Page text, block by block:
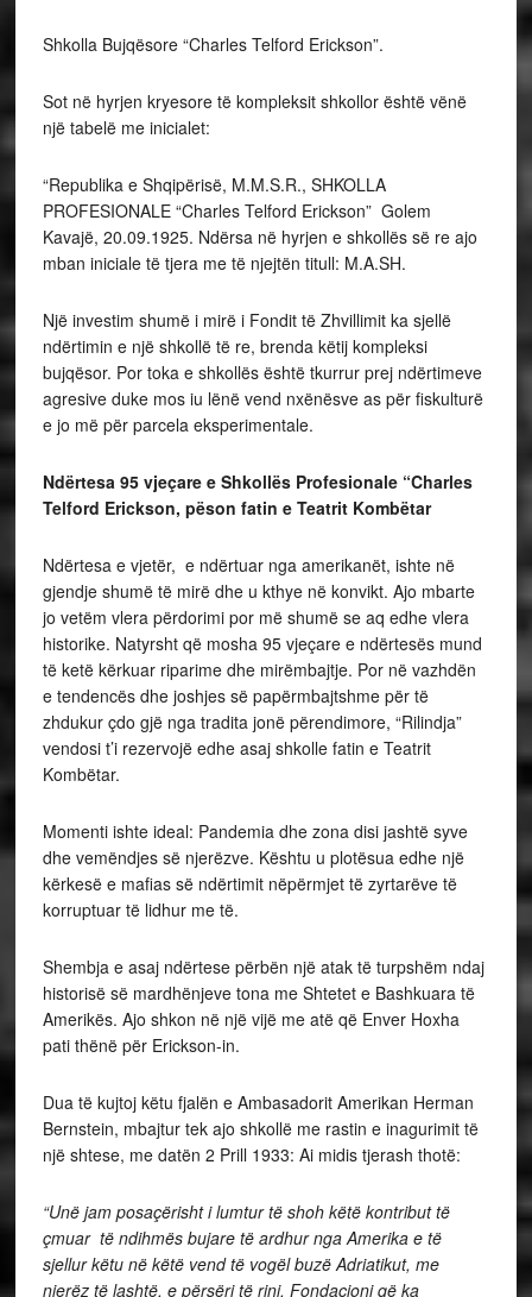
Shkolla Bujqësore “Charles Telford Erickson”.
Sot në hyrjen kryesore të kompleksit shkollor është vënë
një tabelë me inicialet:
“Republika e Shqipërisë, M.M.S.R., SHKOLLA
PROFESIONALE “Charles Telford Erickson” Golem
Kavajë, 20.09.1925. Ndërsa në hyrjen e shkollës së re ajo
mban iniciale të tjera me të njejtën titull: M.A.SH.
Një investim shumë i mirë i Fondit të Zhvillimit ka sjellë
ndërtimin e një shkollë të re, brenda këtij kompleksi
bujqësor. Por toka e shkollës është tkurrur prej ndërtimeve
agresive duke mos iu lënë vend nxënësve as për fiskulturë
e jo më për parcela eksperimentale.
Ndërtesa 95 vjeçare e Shkollës Profesionale “Charles
Telford Erickson, pëson fatin e Teatrit Kombëtar
Ndërtesa e vjetër, e ndërtuar nga amerikanët, ishte në
gjendje shumë të mirë dhe u kthye në konvikt. Ajo mbarte
jo vetëm vlera përdorimi por më shumë se aq edhe vlera
historike. Natyrsht që mosha 95 vjeçare e ndërtesës mund
të ketë kërkuar riparime dhe mirëmbajtje. Por në vazhdën
e tendencës dhe joshjes së papërmbajtshme për të
zhdukur çdo gjë nga tradita jonë përendimore, “Rilindja”
vendosi t’i rezervojë edhe asaj shkolle fatin e Teatrit
Kombëtar.
Momenti ishte ideal: Pandemia dhe zona disi jashtë syve
dhe vemëndjes së njerëzve. Kështu u plotësua edhe një
kërkesë e mafias së ndërtimit nëpërmjet të zyrtarëve të
korruptuar të lidhur me të.
Shembja e asaj ndërtese përbën një atak të turpshëm ndaj
historisë së mardhënjeve tona me Shtetet e Bashkuara të
Amerikës. Ajo shkon në një vijë me atë që Enver Hoxha
pati thënë për Erickson-in.
Dua të kujtoj këtu fjalën e Ambasadorit Amerikan Herman
Bernstein, mbajtur tek ajo shkollë me rastin e inagurimit të
një shtese, me datën 2 Prill 1933: Ai midis tjerash thotë:
“Unë jam posaçërisht i lumtur të shoh këtë kontribut të
çmuar të ndihmës bujare të ardhur nga Amerika e të
sjellur këtu në këtë vend të vogël buzë Adriatikut, me
njerëz të lashtë, e përsëri të rinj. Fondacioni që ka